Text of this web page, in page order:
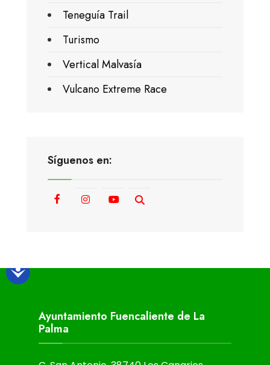
Teneguía Trail
Turismo
Vertical Malvasía
Vulcano Extreme Race
Síguenos en:
Ayuntamiento Fuencaliente de La
Palma